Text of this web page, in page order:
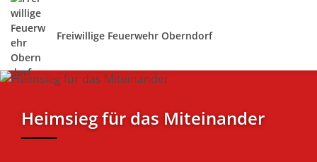
Freiwillige Feuerwehr Oberndorf
Heimsieg für das Miteinander